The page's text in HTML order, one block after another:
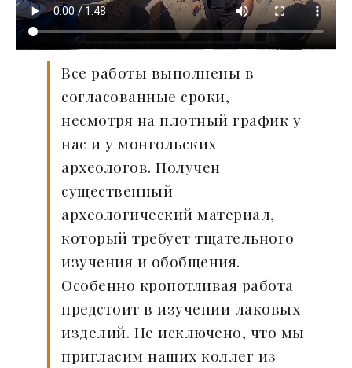
Все работы выполнены в
согласованные сроки,
несмотря на плотный график у
нас и у монгольских
археологов. Получен
существенный
археологический материал,
который требует тщательного
изучения и обобщения.
Особенно кропотливая работа
предстоит в изучении лаковых
изделий. Не исключено, что мы
пригласим наших коллег из